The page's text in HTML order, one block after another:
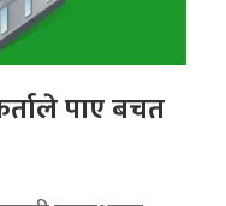
पाए बचत